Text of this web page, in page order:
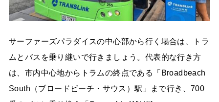
サーファーズパラダイスの中心部から行く場合は、トラ
ムとバスを乗り継いで行きましょう。代表的な行き方
は、市内中心地からトラムの終点である「Broadbeach
South（ブロードビーチ・サウス）駅」まで行き、700